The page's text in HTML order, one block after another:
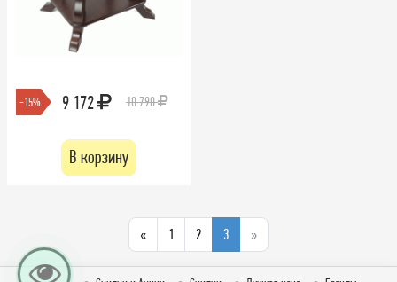
-15% 9 172 10 790
В корзину
« 1 2 3 »